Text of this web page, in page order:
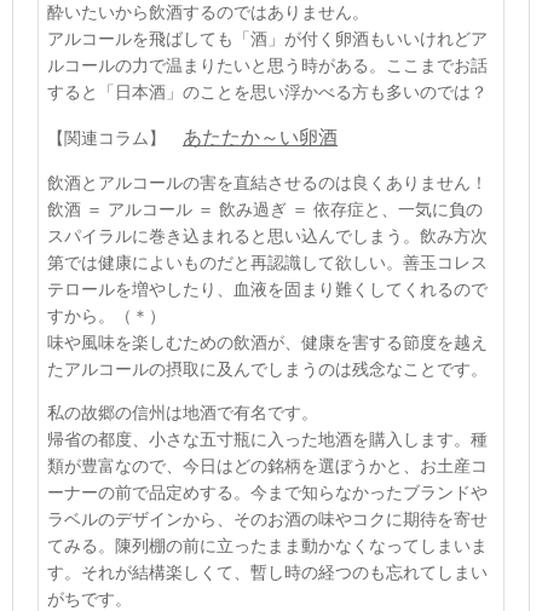
酔いたいから飲酒するのではありません。
アルコールを飛ばしても「酒」が付く卵酒もいいけれどア
ルコールの力で温まりたいと思う時がある。ここまでお話
すると「日本酒」のことを思い浮かべる方も多いのでは？
【関連コラム】 あたたか～い卵酒
飲酒とアルコールの害を直結させるのは良くありません！
飲酒 ＝ アルコール ＝ 飲み過ぎ ＝ 依存症と、一気に負の
スパイラルに巻き込まれると思い込んでしまう。飲み方次
第では健康によいものだと再認識して欲しい。善玉コレス
テロールを増やしたり、血液を固まり難くしてくれるので
すから。
（＊）
味や風味を楽しむための飲酒が、健康を害する節度を越え
たアルコールの摂取に及んでしまうのは残念なことです。
私の故郷の信州は地酒で有名です。
帰省の都度、小さな五寸瓶に入った地酒を購入します。種
類が豊富なので、今日はどの銘柄を選ぼうかと、お土産コ
ーナーの前で品定めする。今まで知らなかったブランドや
ラベルのデザインから、そのお酒の味やコクに期待を寄せ
てみる。陳列棚の前に立ったまま動かなくなってしまいま
す。それが結構楽しくて、暫し時の経つのも忘れてしまい
がちです。